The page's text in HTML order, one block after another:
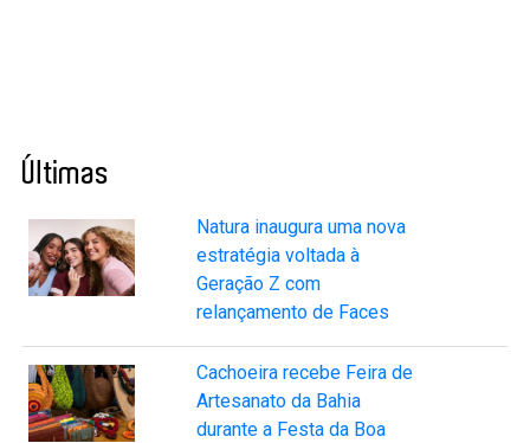
Últimas
Natura inaugura uma nova
estratégia voltada à
Geração Z com
relançamento de Faces
Cachoeira recebe Feira de
Artesanato da Bahia
durante a Festa da Boa